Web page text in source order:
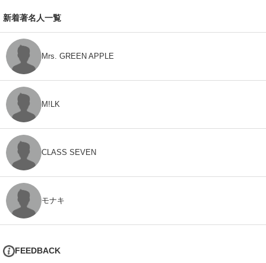
新着著名人一覧
Mrs. GREEN APPLE
M!LK
CLASS SEVEN
モナキ
FEEDBACK